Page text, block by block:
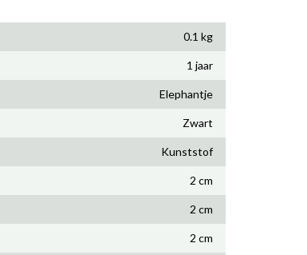
0.1 kg
1 jaar
Elephantje
Zwart
Kunststof
2 cm
2 cm
2 cm